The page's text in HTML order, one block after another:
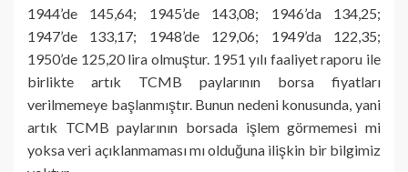
1944’de 145,64; 1945’de 143,08; 1946’da 134,25;
1947’de 133,17; 1948’de 129,06; 1949’da 122,35;
1950’de 125,20 lira olmuştur. 1951 yılı faaliyet raporu ile
birlikte artık TCMB paylarının borsa fiyatları
verilmemeye başlanmıştır. Bunun nedeni konusunda, yani
artık TCMB paylarının borsada işlem görmemesi mi
yoksa veri açıklanmaması mı olduğuna ilişkin bir bilgimiz